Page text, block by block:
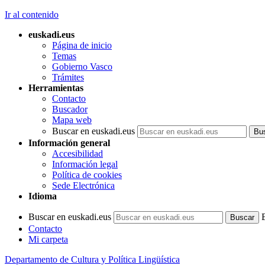
Ir al contenido
euskadi.eus
Página de inicio
Temas
Gobierno Vasco
Trámites
Herramientas
Contacto
Buscador
Mapa web
Buscar en euskadi.eus
Información general
Accesibilidad
Información legal
Política de cookies
Sede Electrónica
Idioma
Buscar en euskadi.eus
Contacto
Mi carpeta
Departamento de Cultura y Política Lingüística